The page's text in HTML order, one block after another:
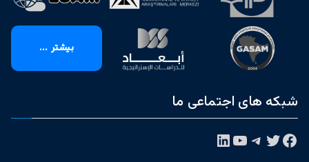
بیشتر ...
شبکه های اجتماعی ما
فیس‌بوکتوییتر تلگرام یوتیوبلینکداین